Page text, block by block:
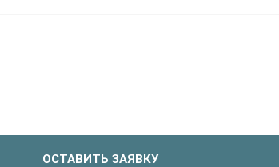
ОСТАВИТЬ ЗАЯВКУ